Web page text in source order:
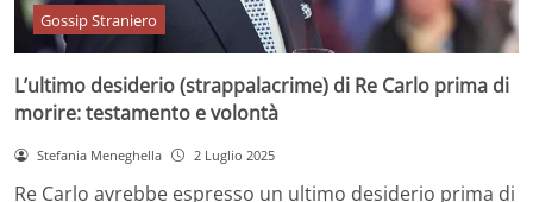
Gossip Straniero
L’ultimo desiderio (strappalacrime) di Re Carlo prima di
morire: testamento e volontà
Stefania Meneghella 2 Luglio 2025
Re Carlo avrebbe espresso un ultimo desiderio prima di